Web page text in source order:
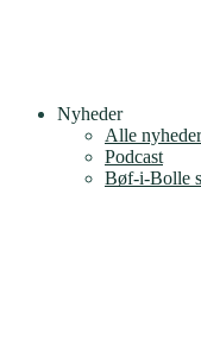
Nyheder
Alle nyheder
Podcast
Bøf-i-Bolle